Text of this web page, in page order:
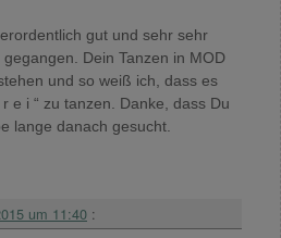
gut und sehr sehr
Dein Tanzen in MOD
und so weiß ich, dass es
e i “ zu tanzen. Danke, dass Du
lange danach gesucht.
um 11:40 :